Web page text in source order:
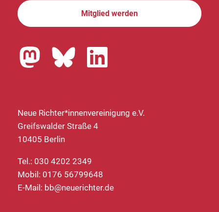
Mitglied werden
Neue Richter*innenvereinigung e.V.
Greifswalder Straße 4
10405 Berlin
Tel.: 030 4202 2349
Mobil: 0176 56799648
E-Mail: bb@neuerichter.de